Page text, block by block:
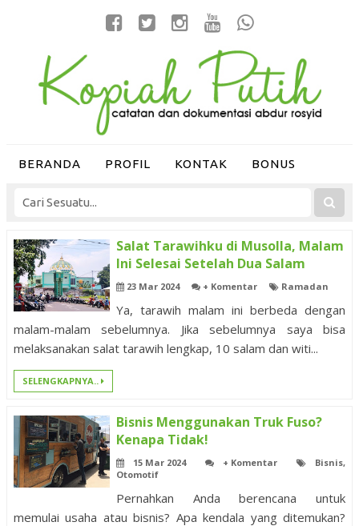
BERANDA PROFIL KONTAK BONUS
Salat Tarawihku di Musolla, Malam
Ini Selesai Setelah Dua Salam
23 Mar 2024 + Komentar Ramadan
Ya, tarawih malam ini berbeda dengan
malam-malam sebelumnya. Jika sebelumnya saya bisa
melaksanakan salat tarawih lengkap, 10 salam dan witi...
SELENGKAPNYA..
Bisnis Menggunakan Truk Fuso?
Kenapa Tidak!
15 Mar 2024 + Komentar Bisnis,
Otomotif
Pernahkan Anda berencana untuk
memulai usaha atau bisnis? Apa kendala yang ditemukan?